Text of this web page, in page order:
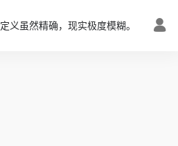
定义虽然精确，现实极度模糊。